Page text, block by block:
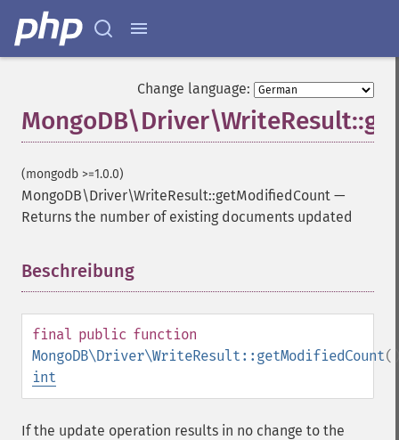
Change language:
(mongodb >=1.0.0)
MongoDB\Driver\WriteResult::getModifiedCount —
Returns the number of existing documents updated
Beschreibung
final public function
MongoDB\Driver\WriteResult::getModifiedCount
int
If the update operation results in no change to the